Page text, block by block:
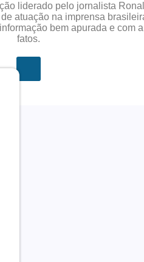
liderado pelo jornalista
atuação na imprensa
bem apurada e com
fatos.